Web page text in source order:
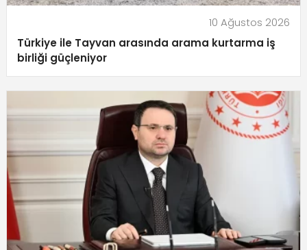
10 Ağustos 2026
Türkiye ile Tayvan arasında arama kurtarma iş
birliği güçleniyor